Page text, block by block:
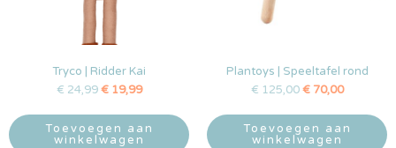
Tryco | Ridder Kai
€ 24,99 €19,99
Toevoegen aan
winkelwagen
Plantoys | Speeltafel rond
€ 125,00 €70,00
Toevoegen aan
winkelwagen